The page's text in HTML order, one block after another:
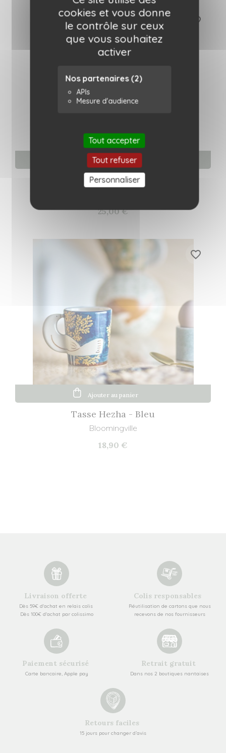
cookies et vous donne
le contrôle sur ceux
que vous souhaitez
activer
Nos partenaires (2)
APIs
Mesure d'audience
Tout accepter
Tout refuser
Personnaliser
Mug - Soleil de ma vie
25,00 €
Ajouter au panier
favorite_border
Tasse Hezha - Bleu
Bloomingville
18,90 €
Ajouter au panier
favorite_border
Livraison offerte
Dès 59€ d'achat en relais colis
Dès 100€ d'achat par colissimo
Colis responsables
Réutilisation de cartons que nous
recevons de nos fournisseurs
Paiement sécurisé
Carte bancaire, Apple pay
Retrait gratuit
Dans nos 2 boutiques nantaises
Retours faciles
15 jours pour changer d’avis